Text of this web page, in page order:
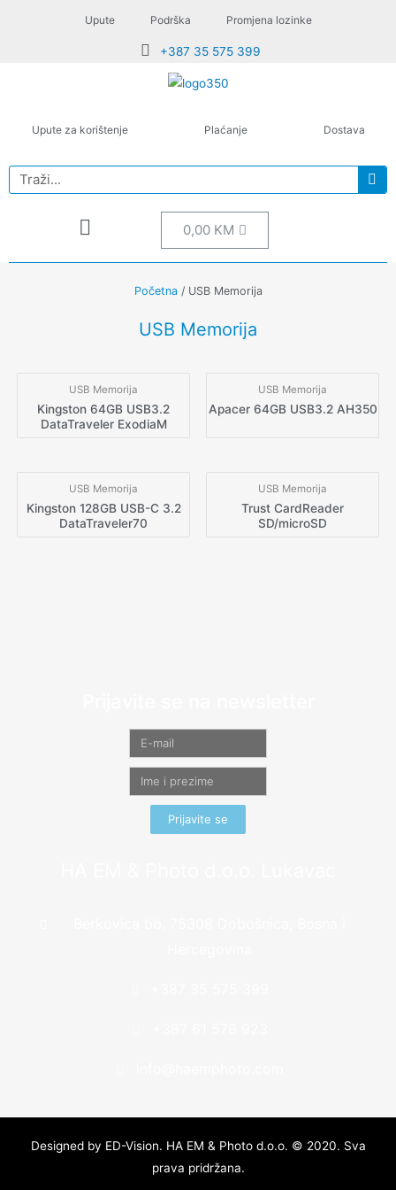
Upute Podrška Promjena lozinke
+387 35 575 399
Upute za korištenje Plaćanje Dostava
0,00 KM
Početna/ USB Memorija
USB Memorija
USB Memorija
Kingston 64GB USB3.2
DataTraveler ExodiaM
USB Memorija
Apacer 64GB USB3.2 AH350
USB Memorija
Kingston 128GB USB-C 3.2
DataTraveler70
USB Memorija
Trust CardReader
SD/microSD
Prijavite se
Designed by ED-Vision. HA EM & Photo d.o.o. © 2020. Sva
prava pridržana.